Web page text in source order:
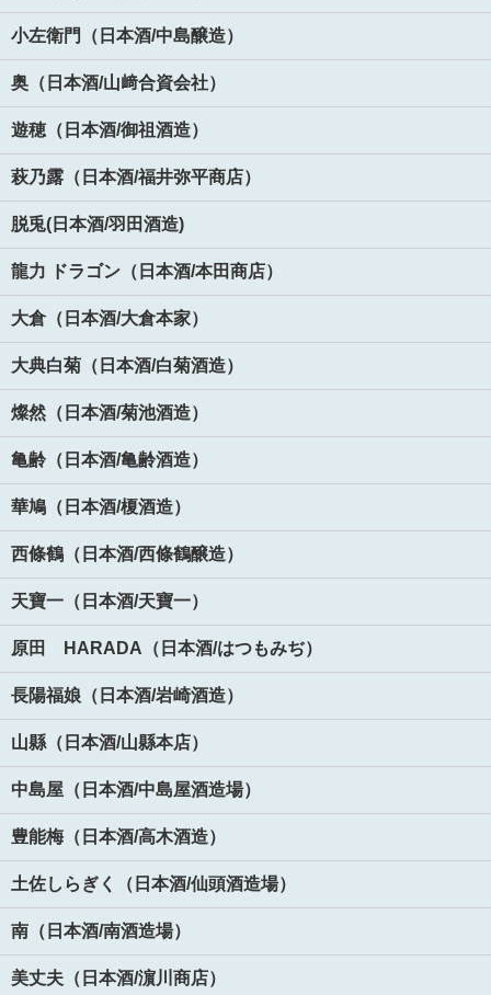
小左衛門（日本酒/中島醸造）
奥（日本酒/山﨑合資会社）
遊穂（日本酒/御祖酒造）
萩乃露（日本酒/福井弥平商店）
脱兎(日本酒/羽田酒造)
龍力 ドラゴン（日本酒/本田商店）
大倉（日本酒/大倉本家）
大典白菊（日本酒/白菊酒造）
燦然（日本酒/菊池酒造）
亀齢（日本酒/亀齢酒造）
華鳩（日本酒/榎酒造）
西條鶴（日本酒/西條鶴醸造）
天寶一（日本酒/天寶一）
原田 HARADA（日本酒/はつもみぢ）
長陽福娘（日本酒/岩崎酒造）
山縣（日本酒/山縣本店）
中島屋（日本酒/中島屋酒造場）
豊能梅（日本酒/高木酒造）
土佐しらぎく（日本酒/仙頭酒造場）
南（日本酒/南酒造場）
美丈夫（日本酒/濵川商店）